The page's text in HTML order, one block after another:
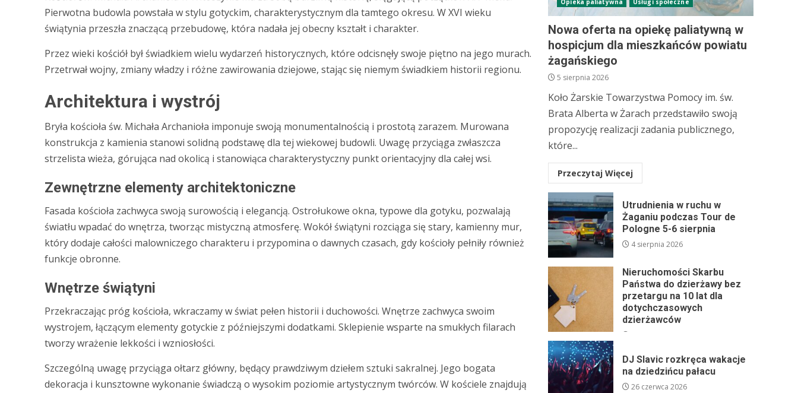
Pierwotna budowla powstała w stylu gotyckim, charakterystycznym dla tamtego okresu. W XVI wieku
świątynia przeszła znaczącą przebudowę, która nadała jej obecny kształt i charakter.
Przez wieki kościół był świadkiem wielu wydarzeń historycznych, które odcisnęły swoje piętno na jego murach.
Przetrwał wojny, zmiany władzy i różne zawirowania dziejowe, stając się niemym świadkiem historii regionu.
Architektura i wystrój
Bryła kościoła św. Michała Archanioła imponuje swoją monumentalnością i prostotą zarazem. Murowana
konstrukcja z kamienia stanowi solidną podstawę dla tej wiekowej budowli. Uwagę przyciąga zwłaszcza
strzelista wieża, górująca nad okolicą i stanowiąca charakterystyczny punkt orientacyjny dla całej wsi.
Zewnętrzne elementy architektoniczne
Fasada kościoła zachwyca swoją surowością i elegancją. Ostrołukowe okna, typowe dla gotyku, pozwalają
światłu wpadać do wnętrza, tworząc mistyczną atmosferę. Wokół świątyni rozciąga się stary, kamienny mur,
który dodaje całości malowniczego charakteru i przypomina o dawnych czasach, gdy kościoły pełniły również
funkcje obronne.
Wnętrze świątyni
Przekraczając próg kościoła, wkraczamy w świat pełen historii i duchowości. Wnętrze zachwyca swoim
wystrojem, łączącym elementy gotyckie z późniejszymi dodatkami. Sklepienie wsparte na smukłych filarach
tworzy wrażenie lekkości i wzniosłości.
Szczególną uwagę przyciąga ołtarz główny, będący prawdziwym dziełem sztuki sakralnej. Jego bogata
dekoracja i kunsztowne wykonanie świadczą o wysokim poziomie artystycznym twórców. W kościele znajdują
Opieka paliatywna Usługi społeczne
Nowa oferta na opiekę paliatywną w
hospicjum dla mieszkańców powiatu
żagańskiego
5 sierpnia 2026
Koło Żarskie Towarzystwa Pomocy im. św.
Brata Alberta w Żarach przedstawiło swoją
propozycję realizacji zadania publicznego,
które...
Przeczytaj Więcej
Utrudnienia w ruchu w
Żaganiu podczas Tour de
Pologne 5-6 sierpnia
4 sierpnia 2026
Nieruchomości Skarbu
Państwa do dzierżawy bez
przetargu na 10 lat dla
dotychczasowych
dzierżawców
DJ Slavic rozkręca wakacje
na dziedzińcu pałacu
26 czerwca 2026